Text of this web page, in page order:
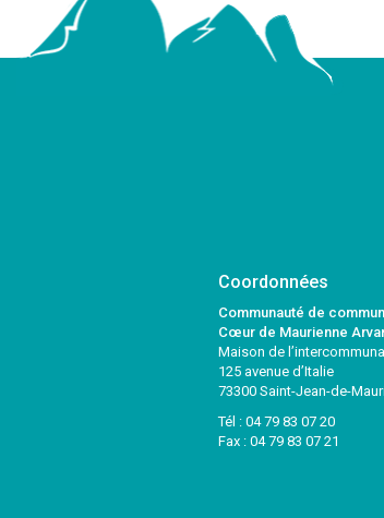
Coordonnées
Communauté de
Cœur de Maurienne
Maison de
125 avenue d’Italie
73300 Saint-Jean-de-
Tél : 04 79 83 07 20
Fax : 04 79 83 07 21